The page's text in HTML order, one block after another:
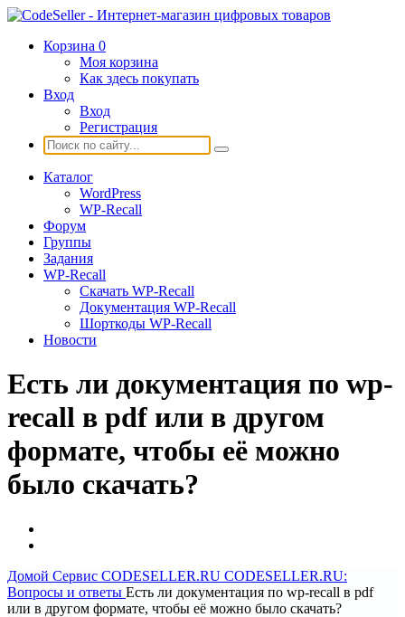
Корзина 0
Моя корзина
Как здесь покупать
Вход
Вход
Регистрация
Каталог
WordPress
WP-Recall
Форум
Группы
Задания
WP-Recall
Скачать WP-Recall
Документация WP-Recall
Шорткоды WP-Recall
Новости
Есть ли документация по wp-
recall в pdf или в другом
формате, чтобы её можно
было скачать?
Домой Сервис CODESELLER.RU CODESELLER.RU:
Вопросы и ответы Есть ли документация по wp-recall в pdf
или в другом формате, чтобы её можно было скачать?